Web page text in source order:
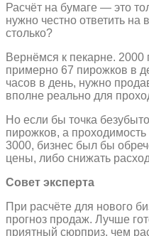
Расчёт на бумаге — это
нужно честно ответить на
столько?
Вернёмся к пекарне.
примерно 67 пирожков в
часов в день, нужно
вполне реально для
Но если бы точка
пирожков, а
3000, бизнес был бы
цены, либо снижать
Совет эксперта
При расчёте для нового
прогноз продаж. Лучше
приятный сюрприз, чем